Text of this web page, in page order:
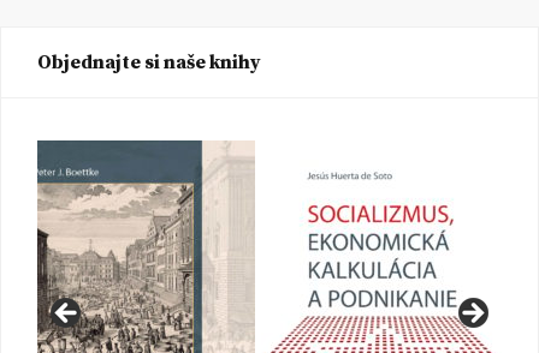
Objednajte si naše knihy